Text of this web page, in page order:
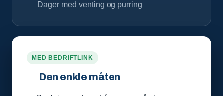
Dager med venting og purring
MED BEDRIFTLINK
Den enkle måten